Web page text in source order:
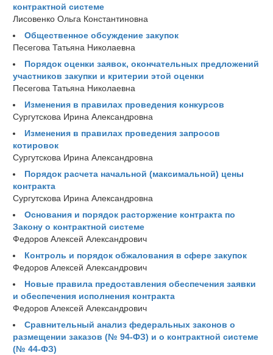
контрактной системе
Лисовенко Ольга Константиновна
Общественное обсуждение закупок
Песегова Татьяна Николаевна
Порядок оценки заявок, окончательных предложений
участников закупки и критерии этой оценки
Песегова Татьяна Николаевна
Изменения в правилах проведения конкурсов
Сургутскова Ирина Александровна
Изменения в правилах проведения запросов
котировок
Сургутскова Ирина Александровна
Порядок расчета начальной (максимальной) цены
контракта
Сургутскова Ирина Александровна
Основания и порядок расторжение контракта по
Закону о контрактной системе
Федоров Алексей Александрович
Контроль и порядок обжалования в сфере закупок
Федоров Алексей Александрович
Новые правила предоставления обеспечения заявки
и обеспечения исполнения контракта
Федоров Алексей Александрович
Сравнительный анализ федеральных законов о
размещении заказов (№ 94-ФЗ) и о контрактной системе
(№ 44-ФЗ)